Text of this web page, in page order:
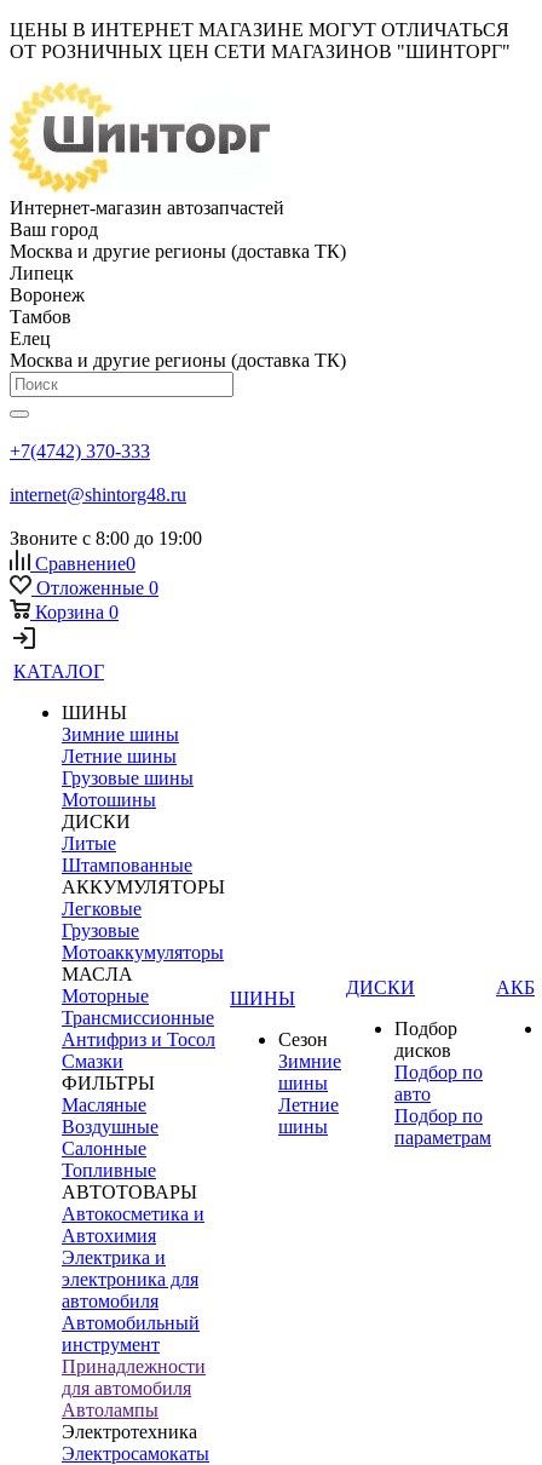
ЦЕНЫ В ИНТЕРНЕТ МАГАЗИНЕ МОГУТ ОТЛИЧАТЬСЯ
ОТ РОЗНИЧНЫХ ЦЕН СЕТИ МАГАЗИНОВ "ШИНТОРГ"
Интернет-магазин автозапчастей
Ваш город
Москва и другие регионы (доставка ТК)
Липецк
Воронеж
Тамбов
Елец
Москва и другие регионы (доставка ТК)
+7(4742) 370-333
internet@shintorg48.ru
Звоните с 8:00 до 19:00
Сравнение0
Отложенные 0
Корзина 0
КАТАЛОГ
ШИНЫ
Зимние шины
Летние шины
Грузовые шины
Мотошины
ДИСКИ
Литые
Штампованные
АККУМУЛЯТОРЫ
Легковые
Грузовые
Мотоаккумуляторы
МАСЛА
Моторные
Трансмиссионные
Антифриз и Тосол
Смазки
ФИЛЬТРЫ
Масляные
Воздушные
Салонные
Топливные
АВТОТОВАРЫ
Автокосметика и
Автохимия
Электрика и
электроника для
автомобиля
Автомобильный
инструмент
Принадлежности
для автомобиля
Автолампы
Электротехника
Электросамокаты
ШИНЫ
Сезон
Зимние
шины
Летние
шины
ДИСКИ
Подбор
дисков
Подбор по
авто
Подбор по
параметрам
АКБ